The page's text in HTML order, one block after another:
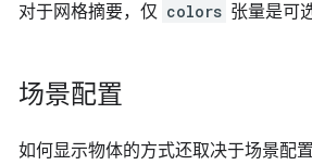
对于网格摘要，仅 colors 张量是可
场景配置
如何显示物体的方式还取决于场景配